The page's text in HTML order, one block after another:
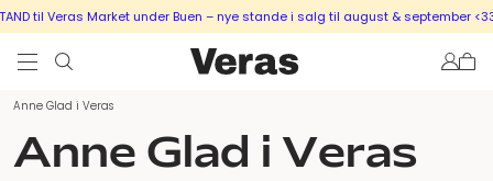
til Veras Market under Buen – nye stande i salg til august & september <333
Anne Glad i Veras
Anne Glad i Veras